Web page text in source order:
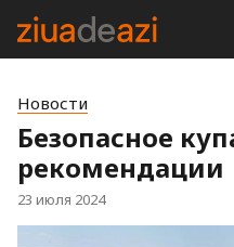
Новости
Безопасное
рекомендации
23 июля 2024